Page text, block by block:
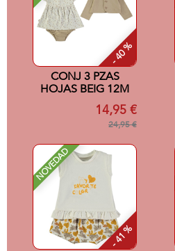
- 40 %
CONJ 3 PZAS
HOJAS BEIG 12M
14,95 €
24,95 €
NOVEDAD
- 41 %